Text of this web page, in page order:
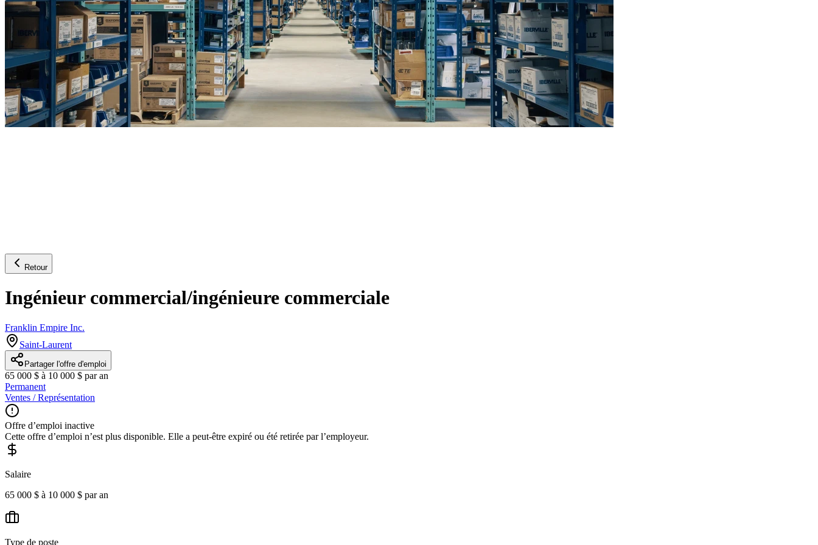
Retour
Ingénieur commercial/ingénieure commerciale
Franklin Empire Inc.
Saint-Laurent
Partager l'offre d'emploi
65 000 $ à 10 000 $ par an
Permanent
Ventes / Représentation
Offre d’emploi inactive
Cette offre d’emploi n’est plus disponible. Elle a peut-être expiré ou été retirée par l’employeur.
Salaire
65 000 $ à 10 000 $ par an
Type de poste